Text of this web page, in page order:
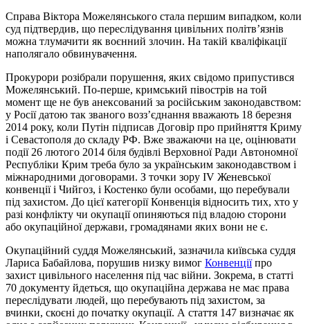
Справа Віктора Можелянського стала першим випадком, коли
суд підтвердив, що переслідування цивільних політвʼязнів
можна тлумачити як воєнний злочин. На такій кваліфікації
наполягало обвинувачення.
Прокурори розібрали порушення, яких свідомо припустився
Можелянський. По-перше, кримський півострів на той
момент ще не був анексований за російським законодавством:
у Росії датою так званого воззʼєднання вважають 18 березня
2014 року, коли Путін підписав Договір про прийняття Криму
і Севастополя до складу РФ. Вже зважаючи на це, оцінювати
події 26 лютого 2014 біля будівлі Верховної Ради Автономної
Республіки Крим треба було за українським законодавством і
міжнародними договорами. З точки зору IV Женевської
конвенції і Чийгоз, і Костенко були особами, що перебували
під захистом. До цієї категорії Конвенція відносить тих, хто у
разі конфлікту чи окупації опиняються під владою сторони
або окупаційної держави, громадянами яких вони не є.
Окупаційний суддя Можелянський, зазначила київська суддя
Лариса Бабайлова, порушив низку вимог Конвенціїпро
захист цивільного населення під час війни. Зокрема, в статті
70 документу йдеться, що окупаційна держава не має права
переслідувати людей, що перебувають під захистом, за
вчинки, скоєні до початку окупації. А стаття 147 визначає як